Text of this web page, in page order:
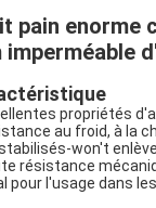
pain enorme
imperméable
propriétés
au froid, à la
won't
résistance
pour l'usage dans